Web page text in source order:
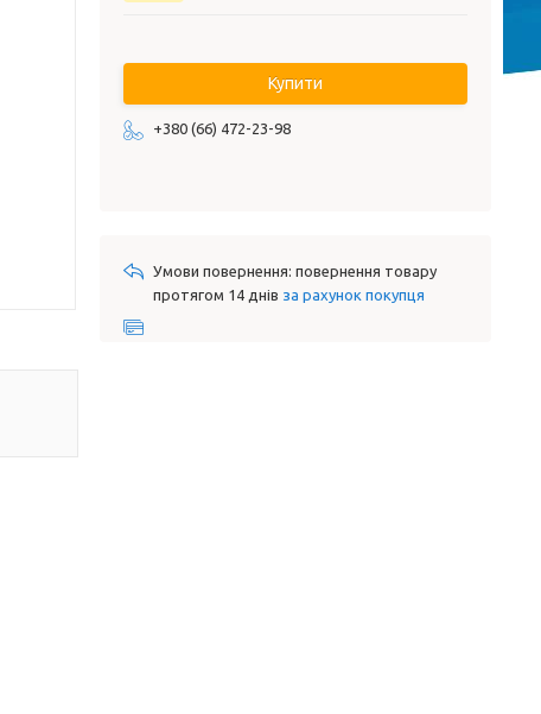
Купити
+380 (66) 472-23-98
повернення товару
протягом 14 днів за рахунок покупця